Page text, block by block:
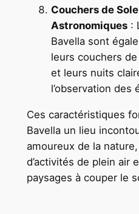
Couchers de
Astronomiques:
Bavella sont
leurs couchers
et leurs nuits
l’observation des
Ces caractéristiques
Bavella un lieu
amoureux de la
d’activités de plein air
paysages à couper le